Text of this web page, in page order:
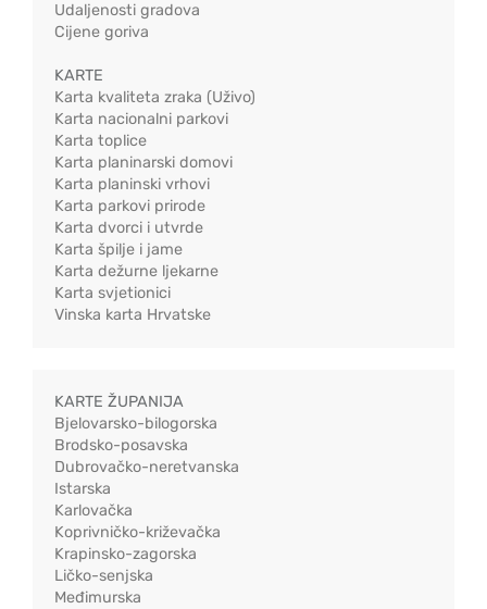
Udaljenosti gradova
Cijene goriva
KARTE
Karta kvaliteta zraka (Uživo)
Karta nacionalni parkovi
Karta toplice
Karta planinarski domovi
Karta planinski vrhovi
Karta parkovi prirode
Karta dvorci i utvrde
Karta špilje i jame
Karta dežurne ljekarne
Karta svjetionici
Vinska karta Hrvatske
KARTE ŽUPANIJA
Bjelovarsko-bilogorska
Brodsko-posavska
Dubrovačko-neretvanska
Istarska
Karlovačka
Koprivničko-križevačka
Krapinsko-zagorska
Ličko-senjska
Međimurska